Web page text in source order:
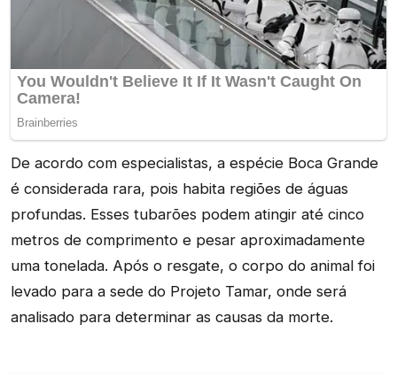
De acordo com especialistas, a espécie Boca Grande
é considerada rara, pois habita regiões de águas
profundas. Esses tubarões podem atingir até cinco
metros de comprimento e pesar aproximadamente
uma tonelada. Após o resgate, o corpo do animal foi
levado para a sede do Projeto Tamar, onde será
analisado para determinar as causas da morte.